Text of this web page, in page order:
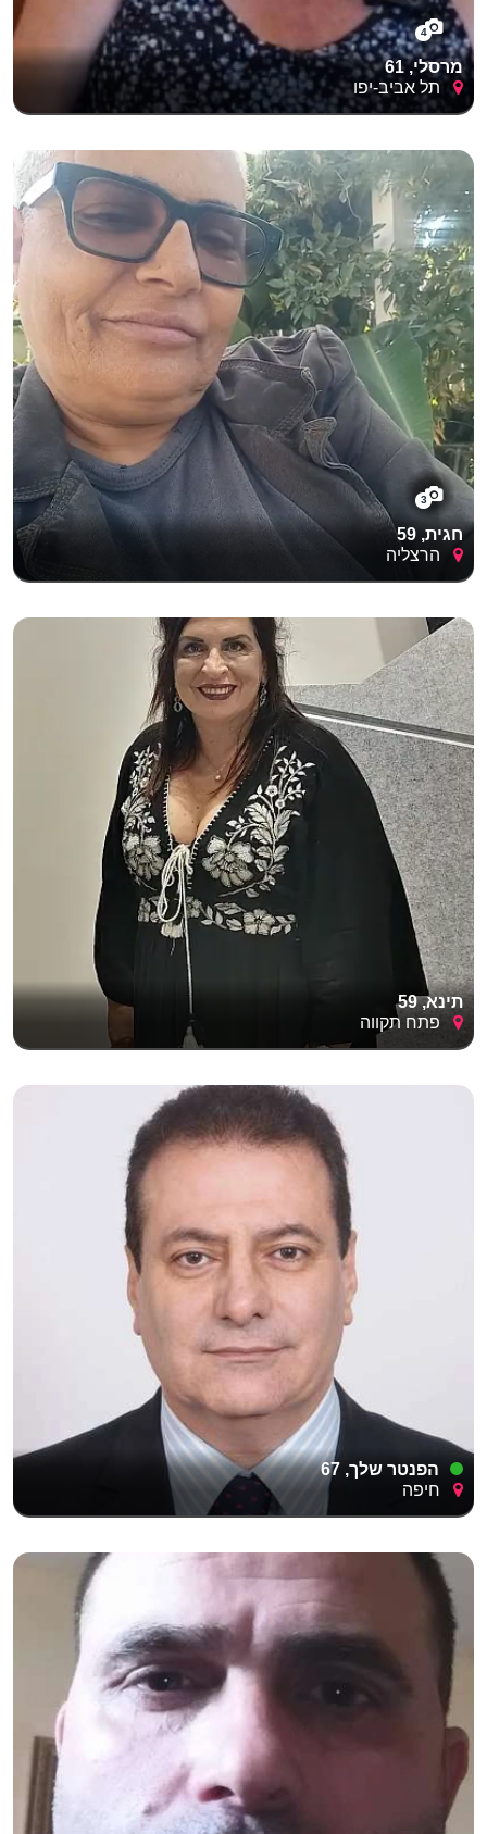
4
מרסלי, 61
תל אביב-יפו
3
חגית, 59
הרצליה
תינא, 59
פתח תקווה
הפנטר שלך, 67
חיפה